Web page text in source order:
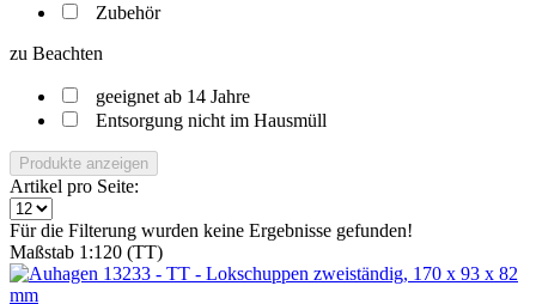
Zubehör
zu Beachten
geeignet ab 14 Jahre
Entsorgung nicht im Hausmüll
Produkte anzeigen
Artikel pro Seite:
Für die Filterung wurden keine Ergebnisse gefunden!
Maßstab 1:120 (TT)